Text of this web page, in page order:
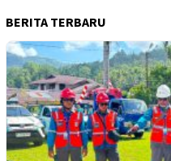
BERITA TERBARU